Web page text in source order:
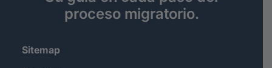
proceso migratorio.
Sitemap